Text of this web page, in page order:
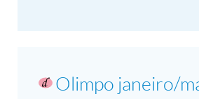
Olimpo janeiro/